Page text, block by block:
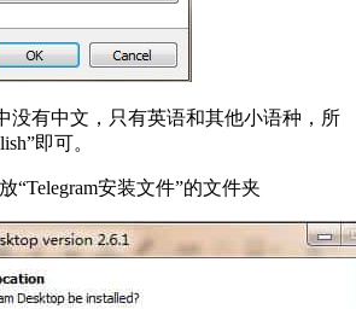
没有中文，只有英语和其他小语种，所
即可。
“Telegram安装文件”的文件夹